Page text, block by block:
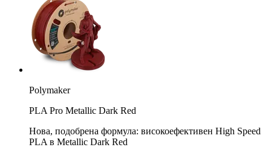
Polymaker
PLA Pro Metallic Dark Red
Нова, подобрена формула: високоефективен High Speed
PLA в Metallic Dark Red